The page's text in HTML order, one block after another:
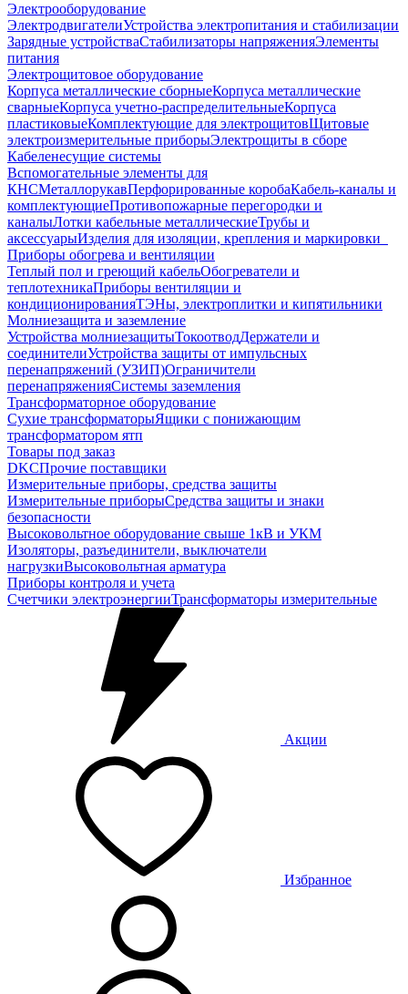
Электрооборудование
ЭлектродвигателиУстройства электропитания и стабилизации
Зарядные устройстваСтабилизаторы напряженияЭлементы
питания
Электрощитовое оборудование
Корпуса металлические сборныеКорпуса металлические
сварныеКорпуса учетно-распределительныеКорпуса
пластиковыеКомплектующие для электрощитовЩитовые
электроизмерительные приборыЭлектрощиты в сборе
Кабеленесущие системы
Вспомогательные элементы для
КНСМеталлорукавПерфорированные коробаКабель-каналы и
комплектующиеПротивопожарные перегородки и
каналыЛотки кабельные металлическиеТрубы и
аксессуарыИзделия для изоляции, крепления и маркировки
Приборы обогрева и вентиляции
Теплый пол и греющий кабельОбогреватели и
теплотехникаПриборы вентиляции и
кондиционированияТЭНы, электроплитки и кипятильники
Молниезащита и заземление
Устройства молниезащитыТокоотводДержатели и
соединителиУстройства защиты от импульсных
перенапряжений (УЗИП)Ограничители
перенапряженияСистемы заземления
Трансформаторное оборудование
Сухие трансформаторыЯщики с понижающим
трансформатором ятп
Товары под заказ
DKCПрочие поставщики
Измерительные приборы, средства защиты
Измерительные приборыСредства защиты и знаки
безопасности
Высоковольтное оборудование свыше 1кВ и УКМ
Изоляторы, разъединители, выключатели
нагрузкиВысоковольтная арматура
Приборы контроля и учета
Счетчики электроэнергииТрансформаторы измерительные
Акции
Избранное